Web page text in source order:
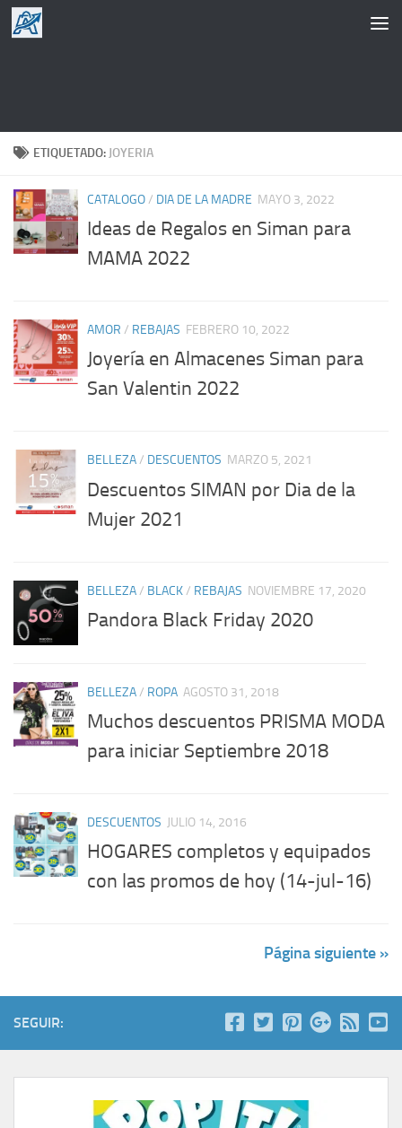
Saltar al contenido
ETIQUETADO: JOYERIA
CATALOGO/ DIA DE LA MADRE MAYO 3, 2022
Ideas de Regalos en Siman para
MAMA 2022
AMOR / REBAJAS FEBRERO 10, 2022
Joyería en Almacenes Siman para
San Valentin 2022
BELLEZA/ DESCUENTOS MARZO 5, 2021
Descuentos SIMAN por Dia de la
Mujer 2021
BELLEZA/ BLACK/ REBAJAS NOVIEMBRE 17, 2020
Pandora Black Friday 2020
BELLEZA/ ROPA AGOSTO 31, 2018
Muchos descuentos PRISMA MODA
para iniciar Septiembre 2018
DESCUENTOS JULIO 14, 2016
HOGARES completos y equipados
con las promos de hoy (14-jul-16)
Página siguiente »
SEGUIR: